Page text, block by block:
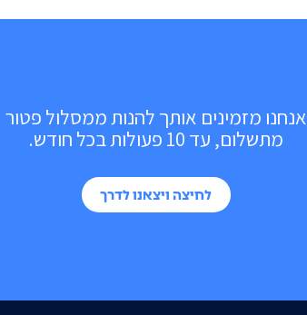
אנחנו מזמינים אותך להנות ממסלול פטור
מתשלום, עד 10 פעולות בכל חודש.
לחיצה ויצאנו לדרך